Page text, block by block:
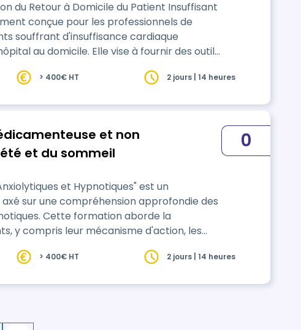
du Retour à Domicile du Patient Insuffisant
conçue pour les professionnels de
souffrant d'insuffisance cardiaque
vise à fournir des outils
des médicaments, et le suivi des plans
> 400€ HT 2 jours | 14 heures
et non
et du sommeil
et Hypnotiques" est un
sur une compréhension approfondie des
aborde la
y compris leur mécanisme d'action, les
0
> 400€ HT 2 jours | 14 heures